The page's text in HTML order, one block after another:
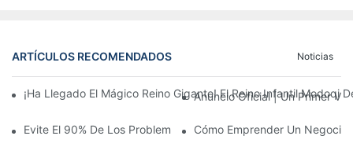
ARTÍCULOS RECOMENDADOS Noticias
¡Ha Llegado El Mágico Reino Gigante! El Reino Infantil Modoqi
Anuncio Oficial | Un Primer
Evite El 90% De Los Problemas: Al Invertir En Un Centro
Cómo Emprender Un Negocio